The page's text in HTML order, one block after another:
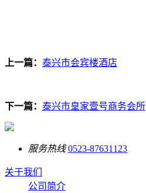
上一篇： 泰兴市会宾楼酒店
下一篇： 泰兴市皇家壹号商务会所
服务热线 0523-87631123
关于我们
公司简介